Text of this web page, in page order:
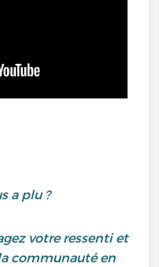
a plu ?
votre ressenti et
communauté en